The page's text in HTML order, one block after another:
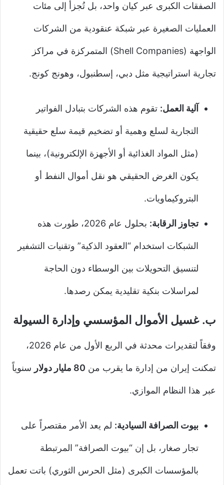
الصفقات الكبرى عبر كيان واحد، بل تُجزأ إلى مئات
العمليات الصغيرة عبر شبكة عنقودية من الشركات
الواجهة (Shell Companies) المتمركزة في مراكز
تجارية استراتيجية مثل دبي، إسطنبول، وهونج كونج.
آلية العمل: تقوم هذه الشركات بتبادل الفواتير
التجارية لسلع وهمية أو تضخيم قيمة سلع حقيقية
(مثل المواد الغذائية أو الأجهزة الإلكترونية)، بينما
يكون الغرض الحقيقي هو نقل أموال النفط أو
البتروكيماويات.
تجاوز الرقابة: بحلول عام 2026، طورت هذه
الشبكات استخدام “العقود الذكية” وتقنيات التشفير
لتنسيق التحويلات بين الوسطاء دون الحاجة
لمراسلات بنكية تقليدية يمكن رصدها.
ب. غسيل الأموال المؤسسي وإدارة السيولة
وفقاً لتقديرات محدثة في الربع الأول من عام 2026،
تمكنت إيران من إدارة ما يقرب من 80 مليار دولار سنوياً
عبر هذا النظام الموازي.
بيوت الصرافة السيادية: لم يعد الأمر مقتصراً على
تجار صغار، بل إن “بيوت الصرافة” المرتبطة
بالمؤسسات الكبرى (مثل الحرس الثوري) باتت تعمل